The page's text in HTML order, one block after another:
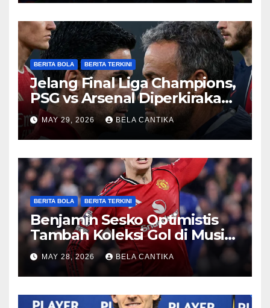
BERITA BOLA BERITA TERKINI
Jelang Final Liga Champions,
PSG vs Arsenal Diperkirakan
Sengit
MAY 29, 2026 BELA CANTIKA
BERITA BOLA BERITA TERKINI
Benjamin Sesko Optimistis
Tambah Koleksi Gol di Musim
2026/27
MAY 28, 2026 BELA CANTIKA